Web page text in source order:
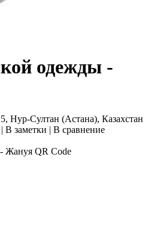
одежды -
Нур-Султан (Астана), Казахстан
| В заметки | В сравнение